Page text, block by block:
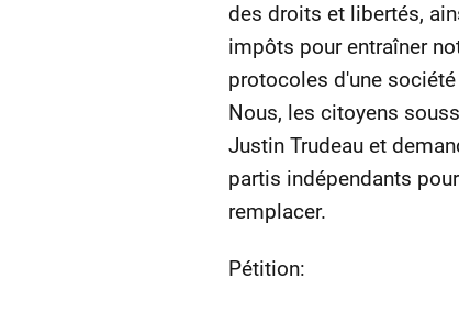
des droits et libertés,
impôts pour entraîner
protocoles d'une
Nous, les citoyens
Justin Trudeau et
partis indépendants
remplacer.
Pétition: